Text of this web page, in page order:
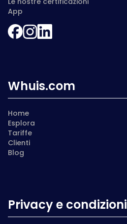
App
Whuis.com
Home
Esplora
Tariffe
Clienti
Blog
Privacy e condizioni